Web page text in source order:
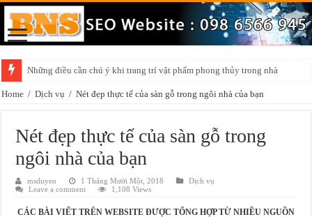
Những điều cần chú ý khi trang trí vật phẩm phong thủy trong nhà
Home / Dịch vụ / Nét đẹp thực tế của sàn gỗ trong ngôi nhà của bạn
Nét đẹp thực tế của sàn gỗ trong
ngôi nhà của bạn
msduyen 1 Tháng Mười Một, 2018
Dịch vụ
Leave a comment
1,108 Views
CÁC BÀI VIẾT TRÊN WEBSITE ĐƯỢC TỔNG HỢP TỪ NHIỀU NGUỒN